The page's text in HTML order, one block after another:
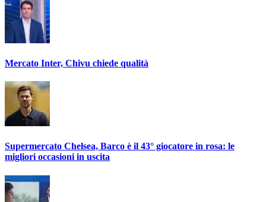
Mercato Inter, Chivu chiede qualità
Supermercato Chelsea, Barco è il 43° giocatore in rosa: le
migliori occasioni in uscita